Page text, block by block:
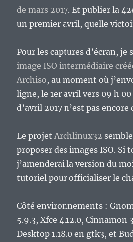
de mars 2017. Et publier la
un premier avril, quelle
Pour les captures d’écran, je
image ISO intermédiaire
Archiso, au moment où
ligne, le 1er avril vers 09 h
d’avril 2017 n’est pas encore
Le projetArchlinux32
proposer des images ISO. Si
j’amenderai la version du
tutoriel pour officialiser le
Côté environnements :
5.9.3, Xfce 4.12.0, Cinnamon
Desktop 1.18.0 en gtk3, et